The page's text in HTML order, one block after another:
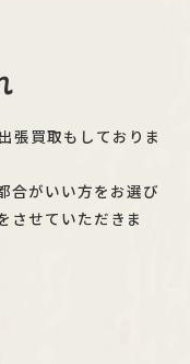
張買取もしておりま
合がいい方をお選び
させていただきま